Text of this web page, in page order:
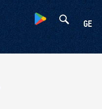
GE